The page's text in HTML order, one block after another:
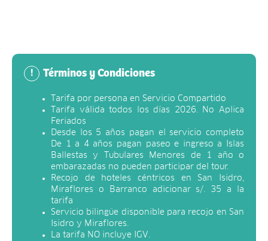
! Términos y Condiciones
Tarifa por persona en Servicio Compartido
Tarifa válida todos los días 2026. No Aplica
Feriados
Desde los 5 años pagan el servicio completo
De 1 a 4 años pagan paseo e ingreso a Islas
Ballestas y Tubulares Menores de 1 año o
embarazadas no pueden participar del tour.
Recojo de hoteles céntricos en San Isidro,
Miraflores o Barranco adicionar s/. 35 a la
tarifa
Servicio bilingüe disponible para recojo en San
Isidro y Miraflores.
La tarifa NO incluye IGV.